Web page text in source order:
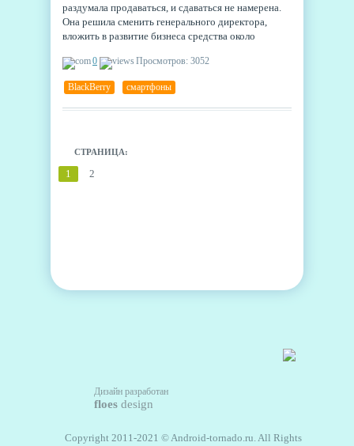
раздумала продаваться, и сдаваться не намерена.
Она решила сменить генерального директора,
вложить в развитие бизнеса средства около
том числе и крупнейшего акционера компании.
Теперь BlackBerry разрабатывает новые модели
смартфонов. Это QWERTY Q30 и BlackBerry Z50.
В продажу новинки планируется запустить в
0 Просмотров: 3052
BlackBerry смартфоны
СТРАНИЦА:
1 2
Дизайн разработан
floes design
Copyright 2011-2021 © Android-tornado.ru. All Rights